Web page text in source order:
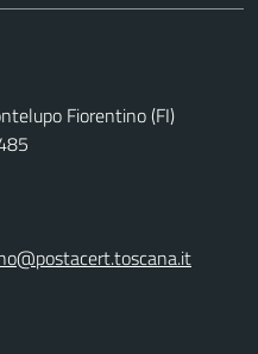
Fiorentino (FI)